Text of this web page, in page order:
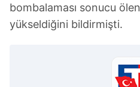
bombalaması sonucu
yükseldiğini bildirmişti.